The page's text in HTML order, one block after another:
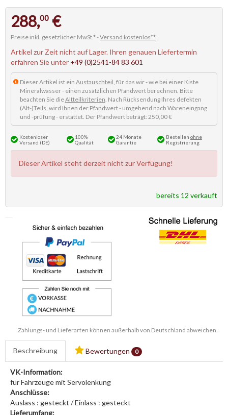
288,00 €
Preise inkl. gesetzlicher MwSt.* -Versand kostenlos**
Artikel zur Zeit nicht auf Lager. Ihren genauen Liefertermin
erfahren Sie unter +49 (0)2541-84 83 601
Dieser Artikel ist ein Austauschteil , für das wir - wie bei einer Kiste
Mineralwasser - einen zusätzlichen Pfandwert berechnen. Bitte
beachten Sie dieAltteilkriterien . Nach Rücksendung Ihres defekten
(Alt-)Teils, wird Ihnen der Pfandwert - umgehend nach Wareneingang
und -prüfung - erstattet. Der Pfandwert beträgt: 250,00 €
Kostenloser
Versand (DE)
100%
Qualität
24 Monate
Garantie
Bestellen ohne
Registrierung
Dieser Artikel steht derzeit nicht zur Verfügung!
bereits 12 verkauft
Zahlungs- und Lieferarten können außerhalb von Deutschland abweichen.
Beschreibung Bewertungen 0
VK-Information:
für Fahrzeuge mit Servolenkung
Anschlüsse:
Auslass : gesteckt / Einlass : gesteckt
Lieferumfang: